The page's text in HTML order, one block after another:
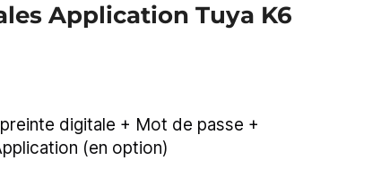
Application Tuya K6
digitale + Mot de passe +
(en option)